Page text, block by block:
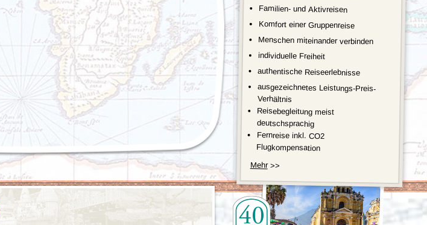
Estland
Finnland
Georgien
Griechenland
Irland
Island
Italien
Portugal
Schottland
Serbien
Spanien
Türkei
Wales
Laos
Malaysia
Mongolei
Turkmenistan
Vietnam
Familien- und Aktivreisen
Komfort einer Gruppenreise
Menschen miteinander verbinden
individuelle Freiheit
authentische Reiseerlebnisse
ausgezeichnetes Leistungs-Preis-
Verhältnis
Reisebegleitung meist
deutschsprachig
Fernreise inkl. CO2
Flugkompensation
Mehr>>